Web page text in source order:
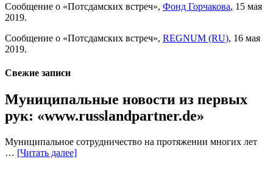
Сообщение о «Потсдамских встреч», Фонд Горчакова, 15 мая
2019.
Сообщение о «Потсдамских встреч», REGNUM (RU), 16 мая
2019.
Свежие записи
Муниципальные новости из первых
рук: «www.russlandpartner.de»
Муниципальное сотрудничество на протяжении многих лет
… [Читать далее]